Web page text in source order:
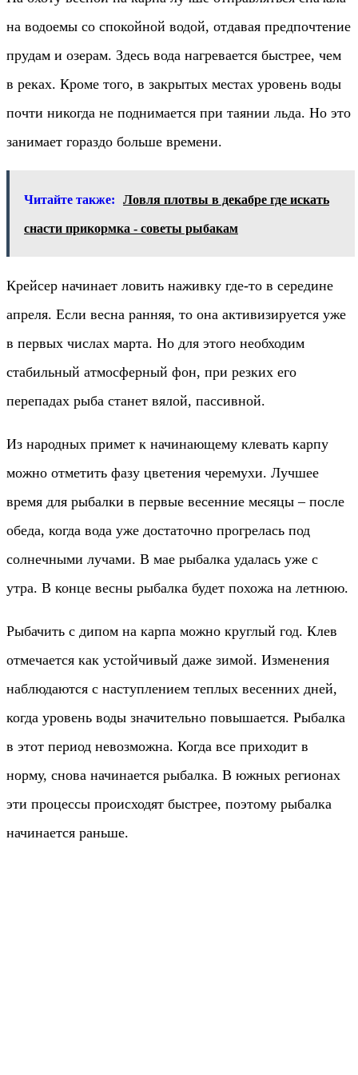
на водоемы со спокойной водой, отдавая предпочтение
прудам и озерам. Здесь вода нагревается быстрее, чем
в реках. Кроме того, в закрытых местах уровень воды
почти никогда не поднимается при таянии льда. Но это
занимает гораздо больше времени.
Читайте также: Ловля плотвы в декабре где искать
снасти прикормка - советы рыбакам
Крейсер начинает ловить наживку где-то в середине
апреля. Если весна ранняя, то она активизируется уже
в первых числах марта. Но для этого необходим
стабильный атмосферный фон, при резких его
перепадах рыба станет вялой, пассивной.
Из народных примет к начинающему клевать карпу
можно отметить фазу цветения черемухи. Лучшее
время для рыбалки в первые весенние месяцы – после
обеда, когда вода уже достаточно прогрелась под
солнечными лучами. В мае рыбалка удалась уже с
утра. В конце весны рыбалка будет похожа на летнюю.
Рыбачить с дипом на карпа можно круглый год. Клев
отмечается как устойчивый даже зимой. Изменения
наблюдаются с наступлением теплых весенних дней,
когда уровень воды значительно повышается. Рыбалка
в этот период невозможна. Когда все приходит в
норму, снова начинается рыбалка. В южных регионах
эти процессы происходят быстрее, поэтому рыбалка
начинается раньше.